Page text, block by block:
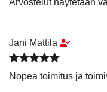
Arvostelu tuotteesta: 5
Jani Mattila
Nopea toimitus ja